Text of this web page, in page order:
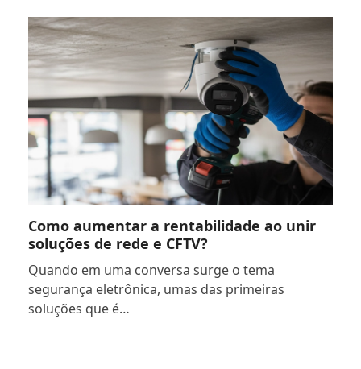
Como aumentar a rentabilidade ao unir
soluções de rede e CFTV?
Quando em uma conversa surge o tema
segurança eletrônica, umas das primeiras
soluções que é…